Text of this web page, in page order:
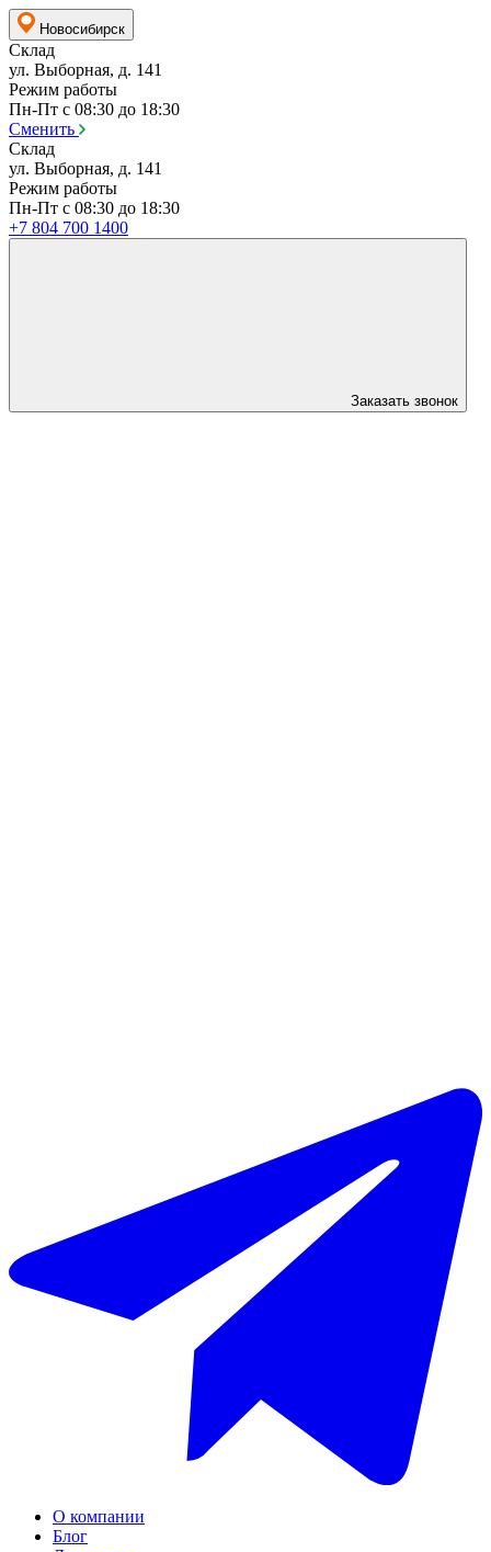
Новосибирск
Склад
ул. Выборная, д. 141
Режим работы
Пн-Пт с 08:30 до 18:30
Сменить
Склад
ул. Выборная, д. 141
Режим работы
Пн-Пт с 08:30 до 18:30
+7 804 700 1400
Заказать звонок
О компании
Блог